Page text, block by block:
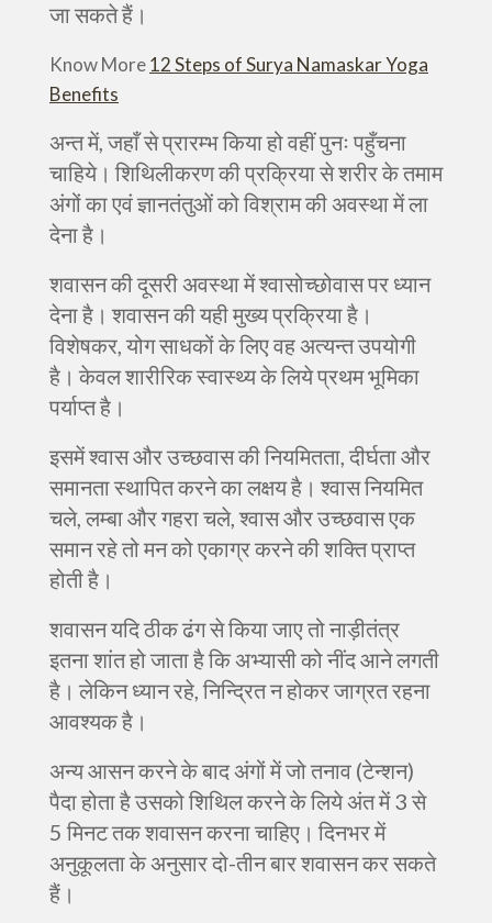
जा सकते हैं।
Know More12 Steps of Surya Namaskar Yoga
Benefits
अन्त में, जहाँ से प्रारम्भ किया हो वहीं पुनः पहुँचना
चाहिये। शिथिलीकरण की प्रक्रिया से शरीर के तमाम
अंगों का एवं ज्ञानतंतुओं को विश्राम की अवस्था में ला
देना है।
शवासन की दूसरी अवस्था में श्वासोच्छोवास पर ध्यान
देना है। शवासन की यही मुख्य प्रक्रिया है।
विशेषकर, योग साधकों के लिए वह अत्यन्त उपयोगी
है। केवल शारीरिक स्वास्थ्य के लिये प्रथम भूमिका
पर्याप्त है।
इसमें श्वास और उच्छवास की नियमितता, दीर्घता और
समानता स्थापित करने का लक्षय है। श्वास नियमित
चले, लम्बा और गहरा चले, श्वास और उच्छवास एक
समान रहे तो मन को एकाग्र करने की शक्ति प्राप्त
होती है।
शवासन यदि ठीक ढंग से किया जाए तो नाड़ीतंत्र
इतना शांत हो जाता है कि अभ्यासी को नींद आने लगती
है। लेकिन ध्यान रहे, निन्द्रित न होकर जाग्रत रहना
आवश्यक है।
अन्य आसन करने के बाद अंगों में जो तनाव (टेन्शन)
पैदा होता है उसको शिथिल करने के लिये अंत में 3 से
5 मिनट तक शवासन करना चाहिए। दिनभर में
अनुकूलता के अनुसार दो-तीन बार शवासन कर सकते
हैं।